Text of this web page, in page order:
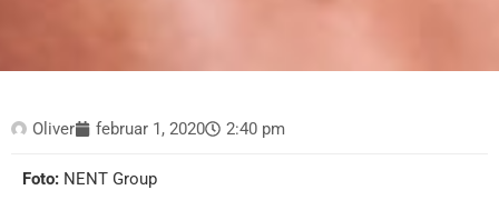
Oliver februar 1, 2020 2:40 pm
Foto: NENT Group